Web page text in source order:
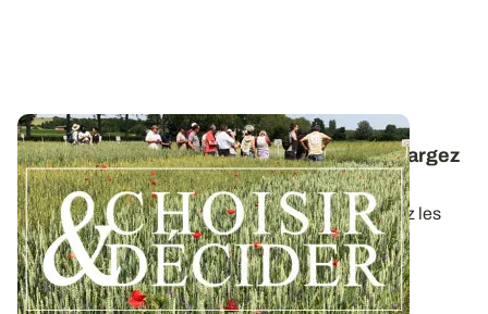
Céréales à paille conduites en bio : téléchargez
la synthèse des essais 2025
Dans ce nouveau guide Choisir & Décider, retrouvez les
résultats des essais du réseau...
09 DÉC. 2025